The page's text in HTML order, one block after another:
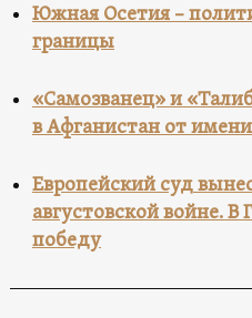
Южная Осетия –
границы
«Самозванец» и
в Афганистан от
Европейский суд
августовской войне.
победу